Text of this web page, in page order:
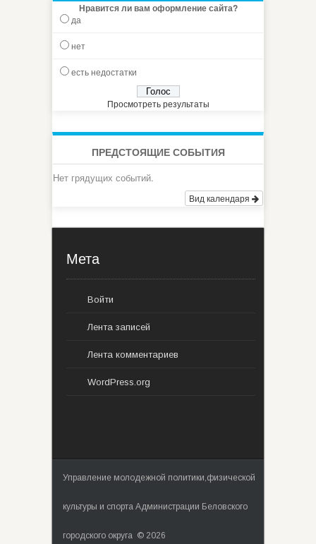
Нравится ли вам оформление сайта?
да
нет
есть недостатки
Просмотреть результаты
ПРЕДСТОЯЩИЕ СОБЫТИЯ
Нет грядущих событий.
Вид календаря
Мета
Войти
Лента записей
Лента комментариев
WordPress.org
Управление молодежной политики,физической
культуры и спорта Администрации Беловского
городского округа © 2026